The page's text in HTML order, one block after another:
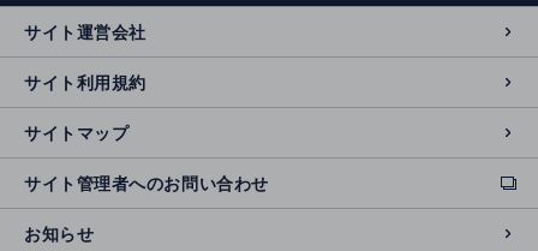
n
al
si
t
e
サイト運営会社
サイト利用規約
サイトマップ
サイト管理者へのお問い合わせ
ext
e
r
お知らせ